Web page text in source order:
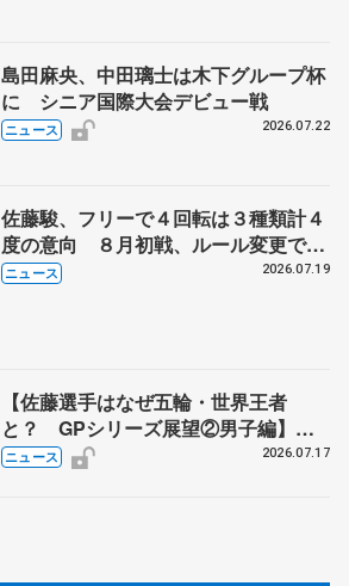
島田麻央、中田璃士は木下グループ杯
に シニア国際大会デビュー戦
ニュース 2026.07.22
佐藤駿、フリーで４回転は３種類計４
度の意向 ８月初戦、ルール変更で
「点数の出方確認したい」
ニュース 2026.07.19
【佐藤選手はなぜ五輪・世界王者
と？ GPシリーズ展望②男子編】
ポッドキャスト#73を配信
ニュース 2026.07.17